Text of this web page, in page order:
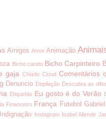
Amigos Amor Animação
Bicho careto Bicho Carpinteiro
gaja Chiado Cloud Comentários
Denuncio Depilação Descubra as
Etiquetas Eu gosto é do Verão
Financeiro França Futebol
Indignação Instagram Isabel Allende